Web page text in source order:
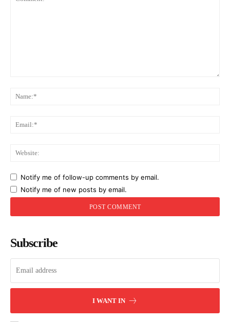
Notify me of follow-up comments by email.
Notify me of new posts by email.
Subscribe
I WANT IN